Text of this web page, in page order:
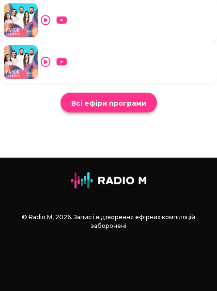
Всі ефіри програми
© Radio М, 2026. Запис і відтворення ефірних компіляцій
заборонені